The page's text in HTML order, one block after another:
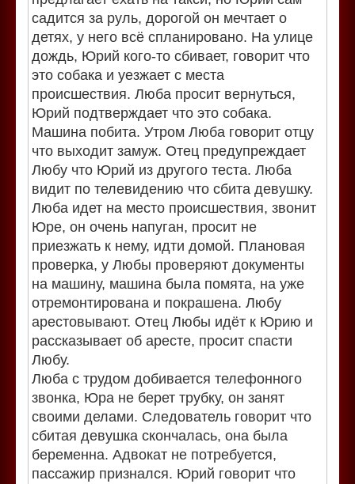
садится за руль, дорогой он мечтает о
детях, у него всё спланировано. На улице
дождь, Юрий кого-то сбивает, говорит что
это собака и уезжает с места
происшествия. Люба просит вернуться,
Юрий подтверждает что это собака.
Машина побита. Утром Люба говорит отцу
что выходит замуж. Отец предупреждает
Любу что Юрий из другого теста. Люба
видит по телевидению что сбита девушку.
Люба идет на место происшествия, звонит
Юре, он очень напуган, просит не
приезжать к нему, идти домой. Плановая
проверка, у Любы проверяют документы
на машину, машина была помята, на уже
отремонтирована и покрашена. Любу
арестовывают. Отец Любы идёт к Юрию и
рассказывает об аресте, просит спасти
Любу.
Люба с трудом добивается телефонного
звонка, Юра не берет трубку, он занят
своими делами. Следователь говорит что
сбитая девушка скончалась, она была
беременна. Адвокат не потребуется,
пассажир признался. Юрий говорит что